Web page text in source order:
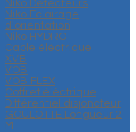
Niko Détecteurs
Niko Eclairage
d'orientation
Niko HYDRO
Cable éléctrique
XVB
VOB
VOB FLEX
Coffret éléctrique
Différentiel disjoncteur
GOULOTTE Longueur 2
M